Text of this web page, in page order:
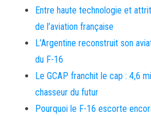
Entre haute technologie et
de l’aviation française
L’Argentine reconstruit son
du F-16
Le GCAP franchit le cap : 4,6
chasseur du futur
Pourquoi le F-16 escorte